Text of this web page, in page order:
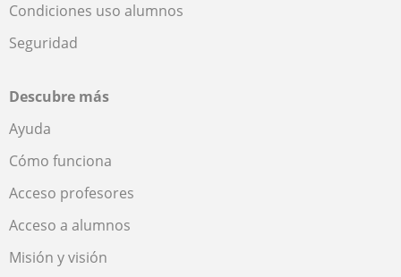
Condiciones uso alumnos
Seguridad
Descubre más
Ayuda
Cómo funciona
Acceso profesores
Acceso a alumnos
Misión y visión